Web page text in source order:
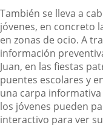
También se lleva a
jóvenes, en concreto
en zonas de ocio. A
información
Juan, en las fiestas
puentes escolares y
una carpa
los jóvenes pueden
interactivo para ver